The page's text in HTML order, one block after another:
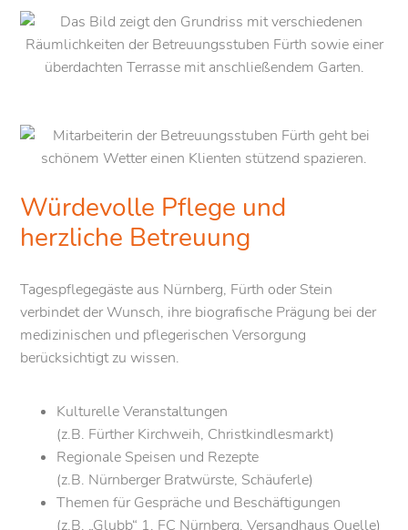
Aufenthaltsbereich mit Wohnküche, in der ein Großteil
derBeschäftigungsangebote und Aktivitätenstattfinden.
In der Wohnküche, die durch Sichtglaselemente
Aufenthaltsraum (Tanzen, Musizieren, Bingo) gestört zu
werden. Ein Vorteil des offenen Grundrisses: Beim
Koch- bzw. Backkünsten überzeugen und sich auf die
anstehenden Gerichte freuen. Der Aufenthaltsraum sowie
Ruhe- und Therapiezimmer
natürlichem Tageslicht. Bewusste Farbakzente, wie etwa
warme Tischdecken, frische Schnittblumen oder
saisonale Dekoration, erzeugen in Verbindung mit dem
herzlichen Umgang zwischen Personal und
Betreuungsstuben®sind ein Ort des Wohlfühlens.
Würdevolle Pflege und
herzliche Betreuung
Tagespflegegäste aus Nürnberg, Fürth oder Stein
verbindet der Wunsch, ihre biografische Prägung bei der
medizinischen und pflegerischen Versorgung
berücksichtigt zu wissen.
Kulturelle Veranstaltungen
(z.B. Fürther Kirchweih, Christkindlesmarkt)
Regionale Speisen und Rezepte
(z.B. Nürnberger Bratwürste, Schäuferle)
Themen für Gespräche und Beschäftigungen
(z.B. „Glubb“ 1. FC Nürnberg, Versandhaus Quelle)